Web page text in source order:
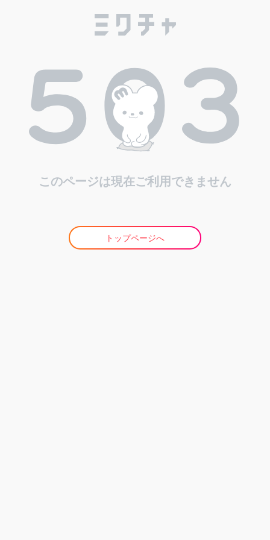
このページは現在ご利用できません